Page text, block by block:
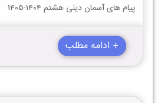
پیام های آسمان دینی هشتم 1404-1405
+ ادامه مطلب